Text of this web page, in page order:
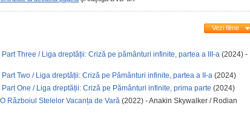
Vezi filme
Three / Liga dreptății: Criză pe pământuri infinite, partea a III-a (2024) -
Two / Liga dreptății: Criză pe Pământuri infinite, partea a II-a (2024)
One / Liga dreptății: Criză pe Pământuri infinite, prima parte (2024)
Războiul Stelelor Vacanța de Vară (2022) - Anakin Skywalker / Rodian